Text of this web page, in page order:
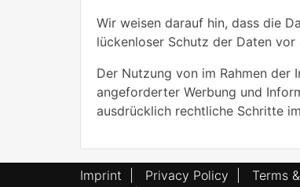
Wir weisen darauf hin, dass die
lückenloser Schutz der Daten
Der Nutzung von im Rahmen
angeforderter Werbung und
ausdrücklich rechtliche Schritte
Imprint Privacy Policy Terms